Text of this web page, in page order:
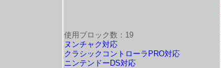
使用ブロック数：19
ヌンチャク対応
クラシックコントローラPRO対応
ニンテンドーDS対応